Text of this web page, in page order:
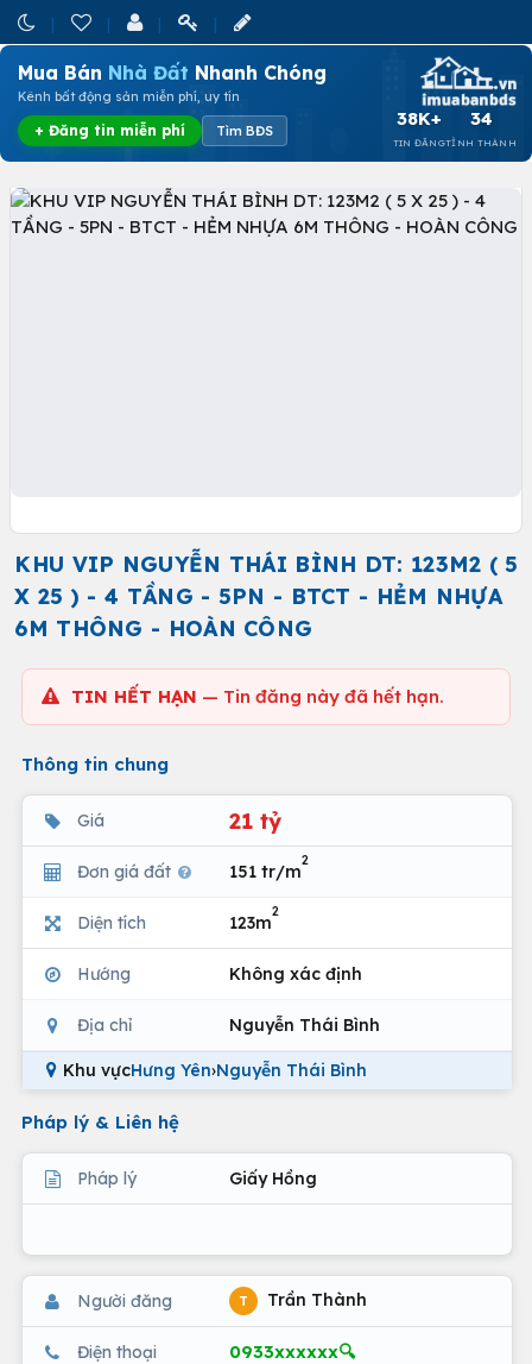
Mua Bán Nhà Đất Nhanh Chóng
Kênh bất động sản miễn phí, uy tín
+ Đăng tin miễn phí Tìm BĐS
38K+
TIN ĐĂNG
34
TỈNH THÀNH
KHU VIP NGUYỄN THÁI BÌNH DT: 123M2 ( 5
X 25 ) - 4 TẦNG - 5PN - BTCT - HẺM NHỰA
6M THÔNG - HOÀN CÔNG
TIN HẾT HẠN — Tin đăng này đã hết hạn.
Thông tin chung
Giá 21 tỷ
Đơn giá đất 151 tr/m
2
Diện tích 123m
2
Hướng Không xác định
Địa chỉ Nguyễn Thái Bình
Khu vựcHưng Yên›Nguyễn Thái Bình
Pháp lý & Liên hệ
Pháp lý Giấy Hồng
Người đăng T Trần Thành
Điện thoại 0933xxxxxx🔍